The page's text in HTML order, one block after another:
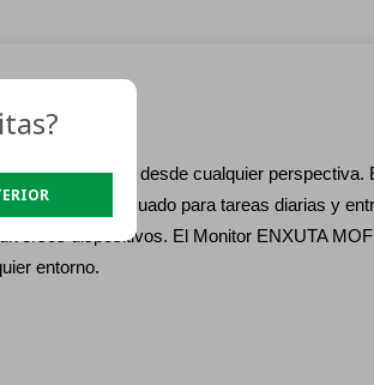
visual uniforme desde cualquier perspectiva.
de 10 ms, adecuado para tareas diarias y
dispositivos. El Monitor ENXUTA
entorno.